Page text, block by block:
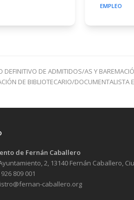
EMPLEO
DEFINITIVO DE ADMITIDOS/AS Y
DE BIBLIOTECARIO/DOCUMENTALISTA
de Fernán Caballero
2, 13140 Fernán Caballero,
926 809 001
caballero.org